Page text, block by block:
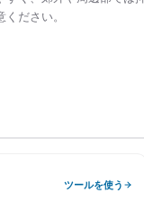
ださい。
ツールを使う